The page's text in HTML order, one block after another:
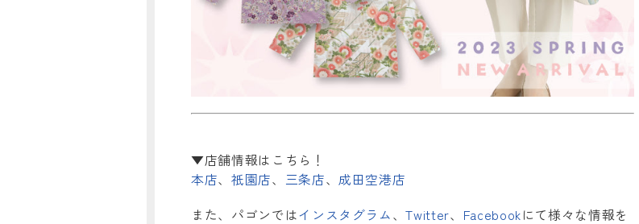
▼店舗情報はこちら！
本店、 祇園店、 三条店、成田空港店
また、パゴンではインスタグラム、Twitter、 Facebookにて様々な情報を